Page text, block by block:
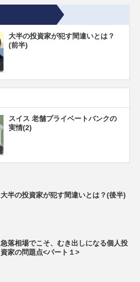
大半の投資家が犯す間違いとは？
(前半)
スイス 老舗プライベートバンクの
実情(2)
大半の投資家が犯す間違いとは？(後半)
急落相場でこそ、むき出しになる個人投
資家の問題点<パート１>